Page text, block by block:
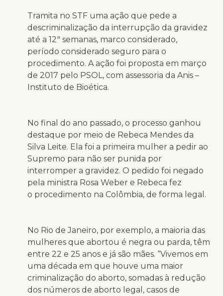
Tramita no STF uma ação que pede a
descriminalização da interrupção da gravidez
até a 12ª semanas, marco considerado,
período considerado seguro para o
procedimento. A ação foi proposta em março
de 2017 pelo PSOL, com assessoria da Anis –
Instituto de Bioética.
No final do ano passado, o processo ganhou
destaque por meio de Rebeca Mendes da
Silva Leite. Ela foi a primeira mulher a pedir ao
Supremo para não ser punida por
interromper a gravidez. O pedido foi negado
pela ministra Rosa Weber e Rebeca fez
o procedimento na Colômbia, de forma legal.
No Rio de Janeiro, por exemplo, a maioria das
mulheres que abortou é negra ou parda, têm
entre 22 e 25 anos e já são mães. “Vivemos em
uma década em que houve uma maior
criminalização do aborto, somadas à redução
dos números de aborto legal, casos de